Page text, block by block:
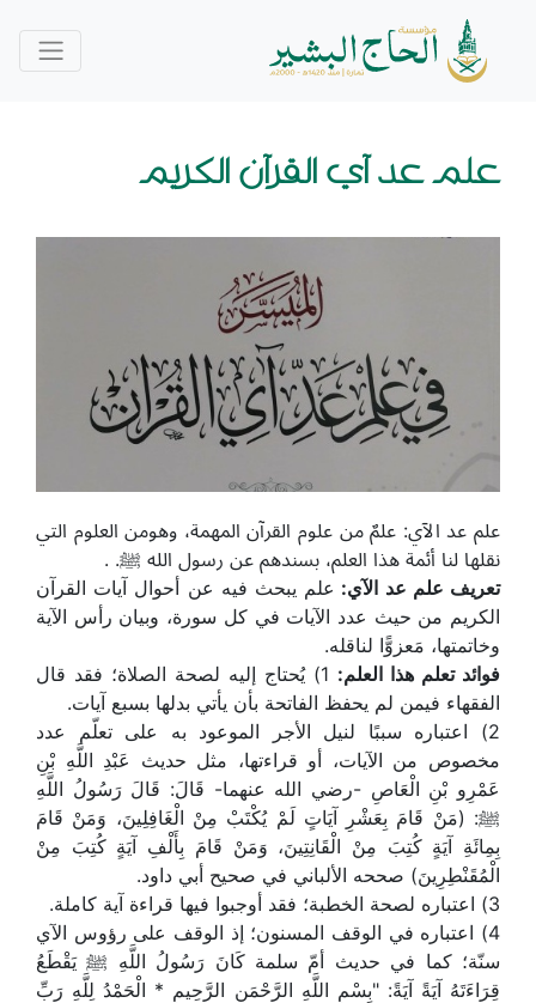
علم عد آي القرآن الكريم
علم عد الآي: علمٌ من علوم القرآن المهمة، وهومن العلوم التي
نقلها لنا أئمة هذا العلم، بسندهم عن رسول الله ﷺ. .
تعريف علم عد الآي: علم يبحث فيه عن أحوال آيات القرآن
الكريم من حيث عدد الآيات في كل سورة، وبيان رأس الآية
وخاتمتها، مَعزوًّا لناقله.
فوائد تعلم هذا العلم:
1) يُحتاج إليه لصحة الصلاة؛ فقد قال
الفقهاء فيمن لم يحفظ الفاتحة بأن يأتي بدلها بسبع آيات.
2) اعتباره سببًا لنيل الأجر الموعود به على تعلّم عدد
مخصوص من الآيات، أو قراءتها، مثل حديث عَبْدِ اللَّهِ بْنِ
عَمْرِو بْنِ الْعَاصِ -رضي الله عنهما- قَالَ: قَالَ رَسُولُ اللَّهِ
ﷺ: (مَنْ قَامَ بِعَشْرِ آيَاتٍ لَمْ يُكْتَبْ مِنْ الْغَافِلِينَ، وَمَنْ قَامَ
بِمِائَةِ آيَةٍ كُتِبَ مِنْ الْقَانِتِينَ، وَمَنْ قَامَ بِأَلْفِ آيَةٍ كُتِبَ مِنْ
الْمُقَنْطِرِينَ) صححه الألباني في صحيح أبي داود.
3) اعتباره لصحة الخطبة؛ فقد أوجبوا فيها قراءة آية كاملة.
4) اعتباره في الوقف المسنون؛ إذ الوقف على رؤوس الآي
سنّة؛ كما في حديث أمّ سلمة كَانَ رَسُولُ اللَّهِ ﷺ يَقْطَعُ
قِرَاءَتَهُ آيَةً آيَةً: "بِسْمِ اللَّهِ الرَّحْمَنِ الرَّحِيمِ * الْحَمْدُ لِلَّهِ رَبِّ